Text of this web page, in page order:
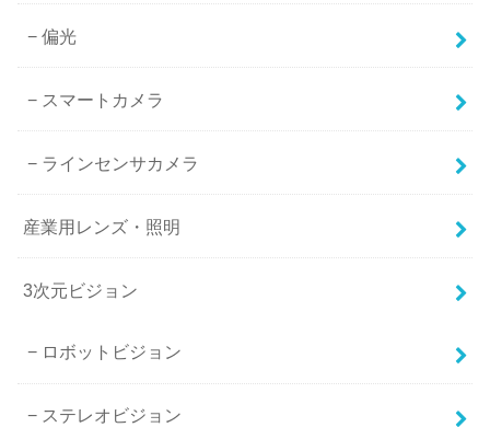
偏光
スマートカメラ
ラインセンサカメラ
産業用レンズ・照明
3次元ビジョン
ロボットビジョン
ステレオビジョン